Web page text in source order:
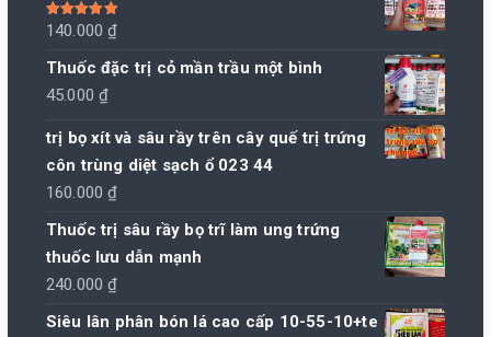
Được xếp
hạng 5.00 5
140.000₫
Thuốc đặc trị cỏ mần trầu một bình
45.000₫
trị bọ xít và sâu rầy trên cây quế trị trứng
côn trùng diệt sạch ổ 023 44
160.000₫
Thuốc trị sâu rầy bọ trĩ làm ung trứng
thuốc lưu dẫn mạnh
240.000₫
Siêu lân phân bón lá cao cấp 10-55-10+te